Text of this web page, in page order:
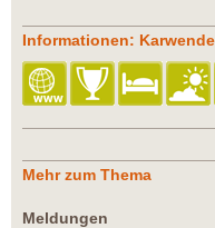
Informationen:
Mehr zum Thema
Meldungen